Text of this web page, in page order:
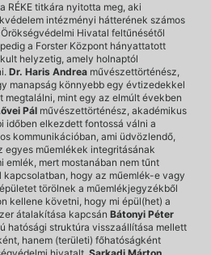
RÉKE titkára nyitotta meg, aki
intézményi hátterének számos
Hivatal feltűnésétől
a Forster Központ hányattatott
helyzetig, amely holnaptól
Dr. Haris Andrea művészettörténész,
manapság könnyebb egy évtizedekkel
mint egy az elmúlt években
Pál művészettörténész, akadémikus
időben elkezdett fontossá válni a
kommunikációban, ami üdvözlendő,
egyes műemlékek integritásának
emlék, mert mostanában nem tűnt
hogy az műemlék-e vagy
törölnek a műemlékjegyzékből
kellene követni, hogy mi épül(het) a
átalakítása kapcsán Bátonyi Péter
hatósági struktúra visszaállítása mellett
hanem (területi) főhatóságként